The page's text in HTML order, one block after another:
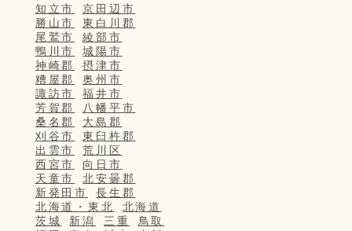
知立市
京田辺市
勝山市
東白川郡
尾鷲市
綾部市
鴨川市
城陽市
神崎郡
摂津市
糟屋郡
奥州市
諏訪市
福井市
芳賀郡
八幡平市
桑名郡
大島郡
刈谷市
東臼杵郡
出雲市
荒川区
西宮市
向日市
天童市
北安曇郡
新発田市
長生郡
北海道・東北
北海道
茨城
新潟 三重
鳥取